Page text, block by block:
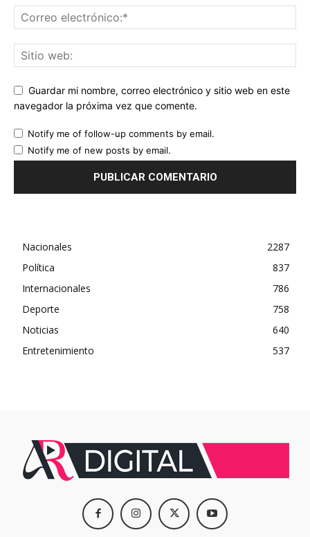
Guardar mi nombre, correo electrónico y sitio web en este
navegador la próxima vez que comente.
Notify me of follow-up comments by email.
Notify me of new posts by email.
Nacionales
2287
Política
837
Internacionales
786
Deporte
758
Noticias
640
Entretenimiento
537